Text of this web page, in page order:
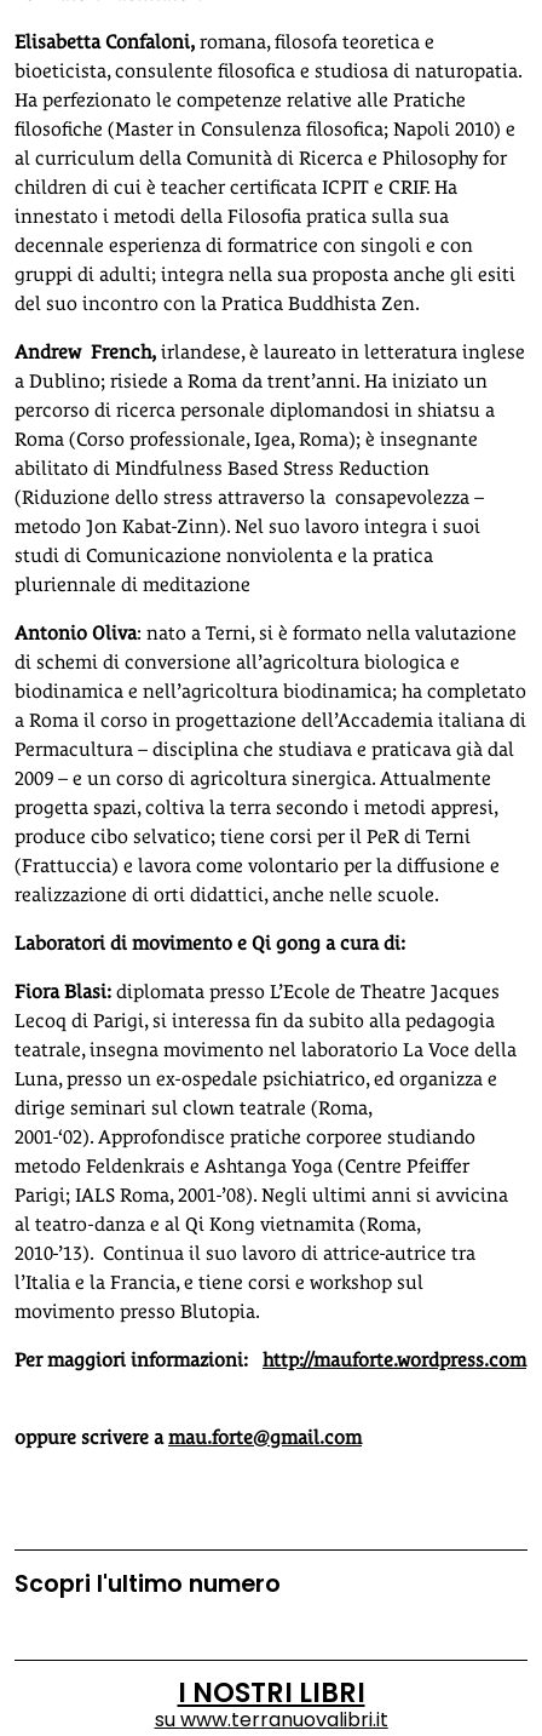
Elisabetta Confaloni, romana, filosofa teoretica e
bioeticista, consulente filosofica e studiosa di naturopatia.
Ha perfezionato le competenze relative alle Pratiche
filosofiche (Master in Consulenza filosofica; Napoli 2010) e
al curriculum della Comunità di Ricerca e Philosophy for
children di cui è teacher certificata ICPIT e CRIF. Ha
innestato i metodi della Filosofia pratica sulla sua
decennale esperienza di formatrice con singoli e con
gruppi di adulti; integra nella sua proposta anche gli esiti
del suo incontro con la Pratica Buddhista Zen.
Andrew French, irlandese, è laureato in letteratura inglese
a Dublino; risiede a Roma da trent’anni. Ha iniziato un
percorso di ricerca personale diplomandosi in shiatsu a
Roma (Corso professionale, Igea, Roma); è insegnante
abilitato di Mindfulness Based Stress Reduction
(Riduzione dello stress attraverso la consapevolezza –
metodo Jon Kabat-Zinn). Nel suo lavoro integra i suoi
studi di Comunicazione nonviolenta e la pratica
pluriennale di meditazione
Antonio Oliva: nato a Terni, si è formato nella valutazione
di schemi di conversione all’agricoltura biologica e
biodinamica e nell’agricoltura biodinamica; ha completato
a Roma il corso in progettazione dell’Accademia italiana di
Permacultura – disciplina che studiava e praticava già dal
2009 – e un corso di agricoltura sinergica. Attualmente
progetta spazi, coltiva la terra secondo i metodi appresi,
produce cibo selvatico; tiene corsi per il PeR di Terni
(Frattuccia) e lavora come volontario per la diffusione e
realizzazione di orti didattici, anche nelle scuole.
Laboratori di movimento e Qi gong a cura di:
Fiora Blasi: diplomata presso L’Ecole de Theatre Jacques
Lecoq di Parigi, si interessa fin da subito alla pedagogia
teatrale, insegna movimento nel laboratorio La Voce della
Luna, presso un ex-ospedale psichiatrico, ed organizza e
dirige seminari sul clown teatrale (Roma,
2001-‘02). Approfondisce pratiche corporee studiando
metodo Feldenkrais e Ashtanga Yoga (Centre Pfeiffer
Parigi; IALS Roma, 2001-’08). Negli ultimi anni si avvicina
al teatro-danza e al Qi Kong vietnamita (Roma,
2010-’13). Continua il suo lavoro di attrice-autrice tra
l’Italia e la Francia, e tiene corsi e workshop sul
movimento presso Blutopia.
Per maggiori informazioni: http://mauforte.wordpress.com
oppure scrivere amau.forte@gmail.com
Scopri l'ultimo numero
I NOSTRI LIBRI
suwww.terranuovalibri.it